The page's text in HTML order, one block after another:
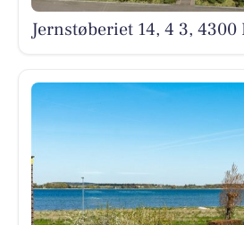
Jernstøberiet 14, 4 3,